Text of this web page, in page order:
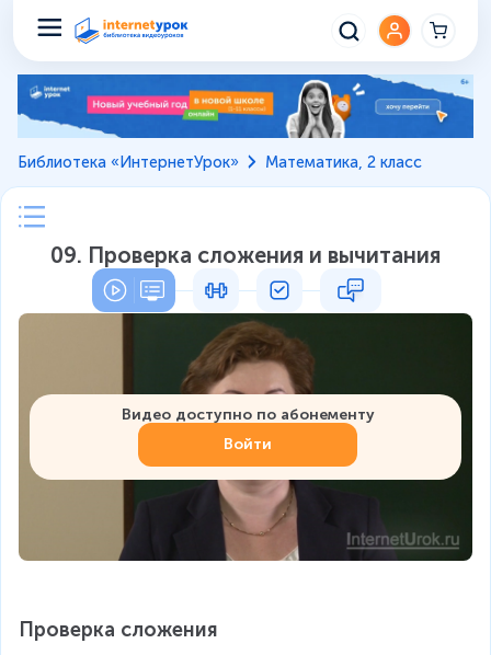
Библиотека «ИнтернетУрок» Математика, 2 класс
09. Проверка сложения и вычитания
Видео доступно по абонементу
Войти
Проверка сложения